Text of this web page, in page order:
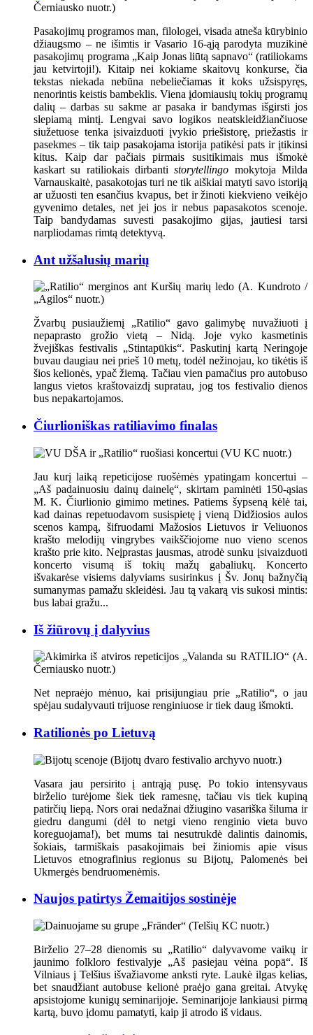
Pasakojimų programos man, filologei, visada atneša kūrybinio
džiaugsmo – ne išimtis ir Vasario 16-ąją parodyta muzikinė
pasakojimų programa „Kaip Jonas liūtą sapnavo“ (ratiliokams
jau ketvirtoji!). Kitaip nei kokiame skaitovų konkurse, čia
tekstas niekada nebūna nebeliečiamas it koks užsispyręs,
nenorintis keistis bambeklis. Viena įdomiausių tokių programų
dalių – darbas su sakme ar pasaka ir bandymas išgirsti jos
slepiamą mintį. Lengvai savo logikos neatskleidžiančiuose
siužetuose tenka įsivaizduoti įvykio priešistorę, priežastis ir
pasekmes – tik taip pasakojama istorija patikėsi pats ir įtikinsi
kitus. Kaip dar pačiais pirmais susitikimais mus išmokė
kaskart su ratiliokais dirbantistorytellingo mokytoja Milda
Varnauskaitė, pasakotojas turi ne tik aiškiai matyti savo istoriją
ar užuosti ten esančius kvapus, bet ir žinoti kiekvieno veikėjo
gyvenimo detales, net jei jos ir nebus papasakotos scenoje.
Taip bandydamas suvesti pasakojimo gijas, jautiesi tarsi
narpliodamas rimtą detektyvą.
Ant užšalusių marių
Žvarbų pusiaužiemį „Ratilio“ gavo galimybę nuvažiuoti į
nepaprasto grožio vietą – Nidą. Joje vyko kasmetinis
žvejiškas festivalis „Stintapūkis“. Paskutinį kartą Neringoje
buvau daugiau nei prieš 10 metų, todėl nežinojau, ko tikėtis iš
šios kelionės, ypač žiemą. Tačiau vien pamačius pro autobuso
langus vietos kraštovaizdį supratau, jog tos festivalio dienos
bus nepakartojamos.
Čiurlioniškas ratiliavimo finalas
Jau kurį laiką repeticijose ruošėmės ypatingam koncertui –
„Aš padainuosiu dainų dainelę“, skirtam paminėti 150-ąsias
M. K. Čiurlionio gimimo metines. Patiems šypseną kėlė tai,
kad dainas repetuodavom susispietę į vieną Didžiosios aulos
scenos kampą, šifruodami Mažosios Lietuvos ir Veliuonos
krašto melodijų vingrybes vaikščiojome nuo vieno scenos
krašto prie kito. Neįprastas jausmas, atrodė sunku įsivaizduoti
koncerto visumą iš tokių mažų gabaliukų. Koncerto
išvakarėse visiems dalyviams susirinkus į Šv. Jonų bažnyčią
sumanymas pamažu skleidėsi. Jau tą vakarą vis sukosi mintis:
bus labai gražu...
Iš žiūrovų į dalyvius
Net nepraėjo mėnuo, kai prisijungiau prie „Ratilio“, o jau
spėjau sudalyvauti trijuose renginiuose ir tiek daug išmokti.
Ratilionės po Lietuvą
Vasara jau persirito į antrąją pusę. Po tokio intensyvaus
birželio turėjome šiek tiek ramesnę, tačiau vis tiek kupiną
patirčių liepą. Nors orai nedažnai džiugino vasariška šiluma ir
giedru dangumi (dėl to netgi vieno renginio vieta buvo
koreguojama!), bet mums tai nesutrukdė dalintis dainomis,
šokiais, tarmiškais pasakojimais bei žiniomis apie visus
Lietuvos etnografinius regionus su Bijotų, Palomenės bei
Ukmergės bendruomenėmis.
Naujos patirtys Žemaitijos sostinėje
Birželio 27–28 dienomis su „Ratilio“ dalyvavome vaikų ir
jaunimo folkloro festivalyje „Aš pasiejau vėina popā“. Iš
Vilniaus į Telšius išvažiavome anksti ryte. Laukė ilgas kelias,
bet snaudžiant autobuse kelionė praėjo gana greitai. Atvykę
apsistojome kunigų seminarijoje. Seminarijoje lankiausi pirmą
kartą, buvo įdomu pamatyti, kaip ji atrodo iš vidaus.